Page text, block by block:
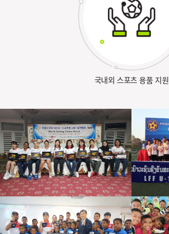
국내외 스포츠 용품 지원